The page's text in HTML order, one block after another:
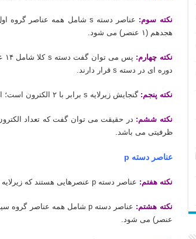
نکته سوم:
هجدهم (۱ عنصر) می شود.
نکته چهارم:
دوره ای در دسته s قرار دارند.
نکته پنجم: گنجایش زیرلایه s برابر با ۲ الکترون است؛ از این رو عناصر این دسته، یک یا دو الکترون ظرفیتی دارند.
نکته ششم:
ظرفیتی می باشد.
عناصر دسته p
نکته هفتم: عناصر دسته p عنصرهایی هستند که زیرلایه p آن ها در حال پر شدن است.
نکته هشتم:
عنصر) می شود.